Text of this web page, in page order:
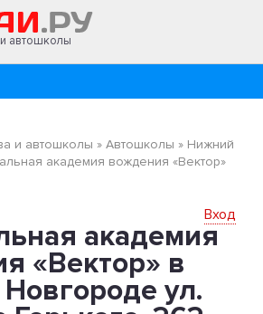
автошколы
и автошколы » Автошколы » Нижний
академия вождения «Вектор»
Вход
академия
«Вектор» в
ул.